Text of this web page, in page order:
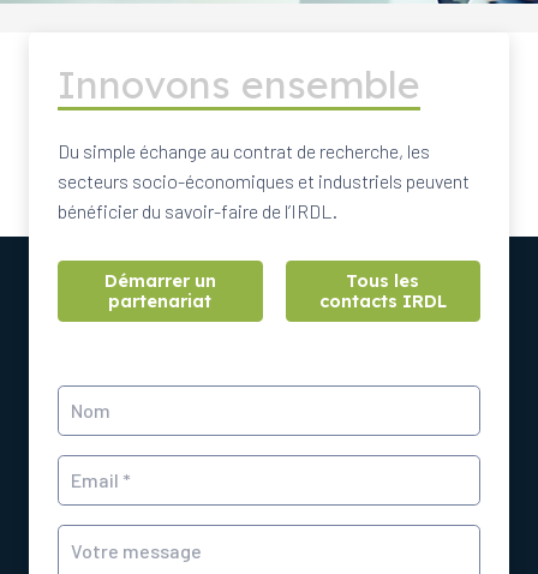
Innovons ensemble
Du simple échange au contrat de recherche, les
secteurs socio-économiques et industriels peuvent
bénéficier du savoir-faire de l’IRDL.
Démarrer un
partenariat
Tous les
contacts IRDL